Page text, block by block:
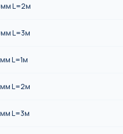
L=2м
L=3м
L=1м
L=2м
L=3м